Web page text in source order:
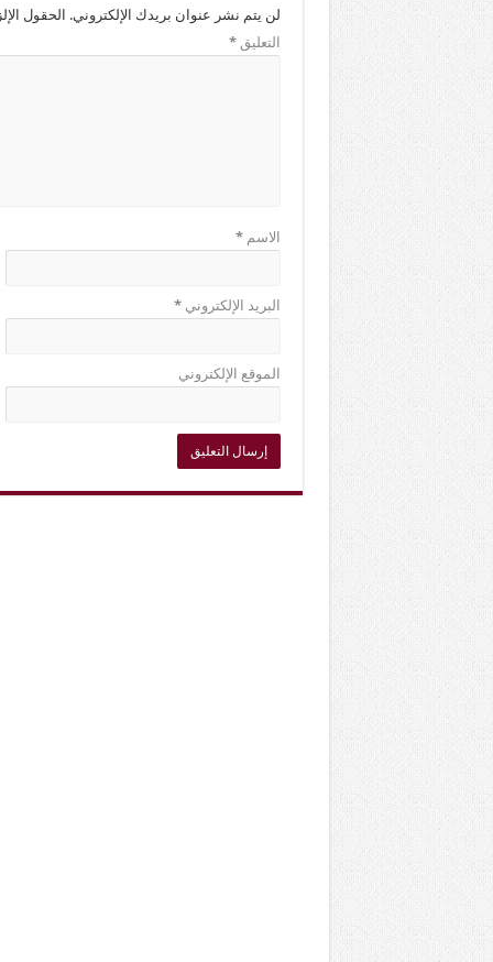
لن يتم نشر عنوان بريدك الإلكتروني. الحقول
التعليق*
الاسم*
البريد الإلكتروني*
الموقع الإلكتروني